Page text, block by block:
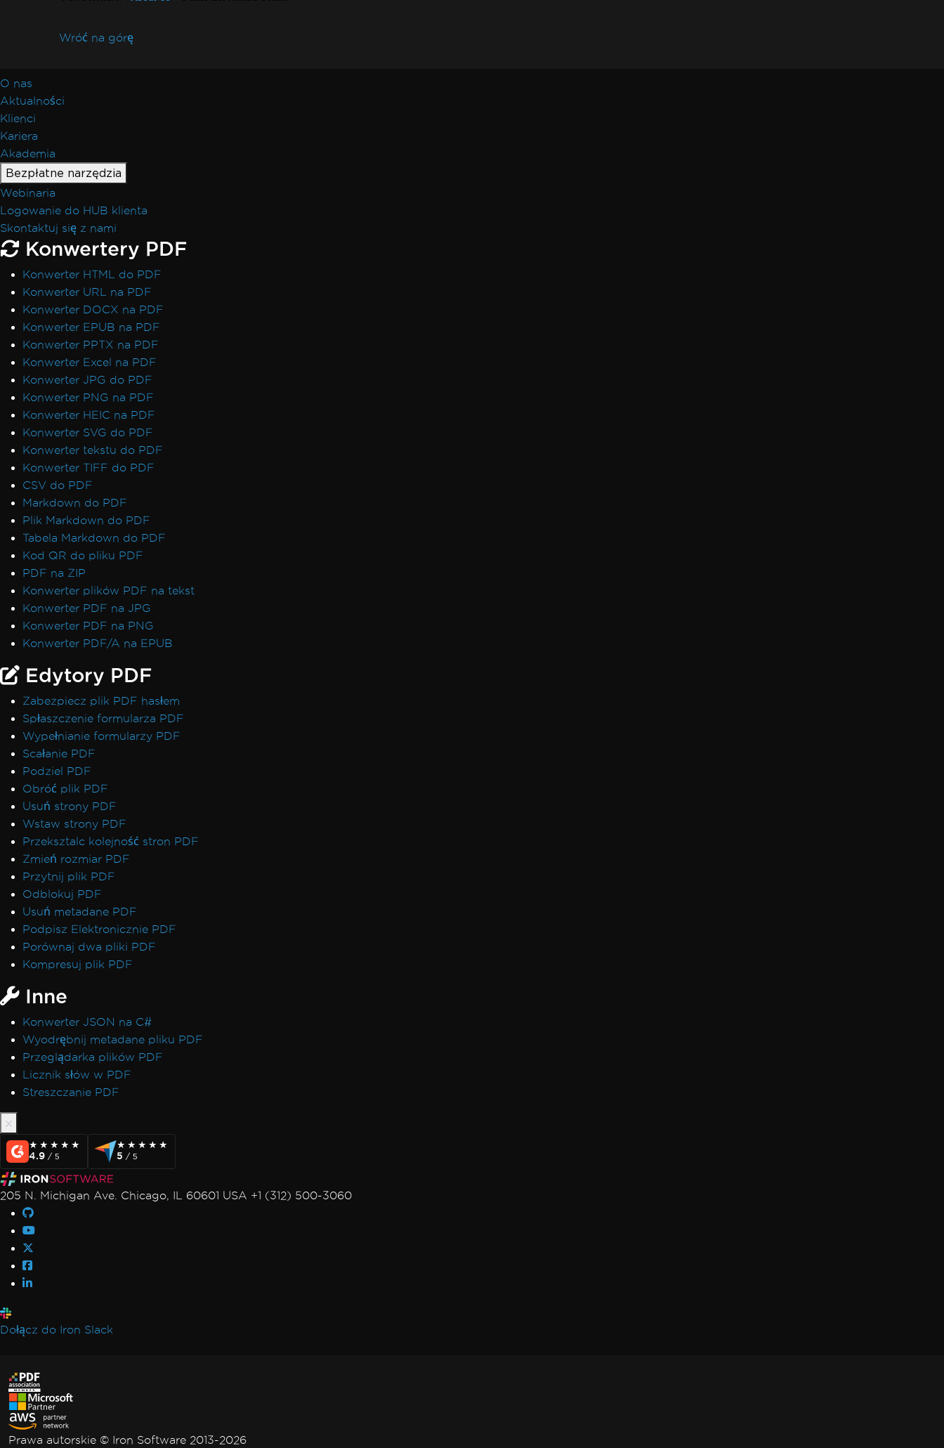
Wróć na górę
O nas
Aktualności
Klienci
Kariera
Akademia
Bezpłatne narzędzia
Webinaria
Logowanie do HUB klienta
Skontaktuj się z nami
Konwertery PDF
Konwerter HTML do PDF
Konwerter URL na PDF
Konwerter DOCX na PDF
Konwerter EPUB na PDF
Konwerter PPTX na PDF
Konwerter Excel na PDF
Konwerter JPG do PDF
Konwerter PNG na PDF
Konwerter HEIC na PDF
Konwerter SVG do PDF
Konwerter tekstu do PDF
Konwerter TIFF do PDF
CSV do PDF
Markdown do PDF
Plik Markdown do PDF
Tabela Markdown do PDF
Kod QR do pliku PDF
PDF na ZIP
Konwerter plików PDF na tekst
Konwerter PDF na JPG
Konwerter PDF na PNG
Konwerter PDF/A na EPUB
Edytory PDF
Zabezpiecz plik PDF hasłem
Spłaszczenie formularza PDF
Wypełnianie formularzy PDF
Scałanie PDF
Podziel PDF
Obróć plik PDF
Usuń strony PDF
Wstaw strony PDF
Przeksztalc kolejność stron PDF
Zmień rozmiar PDF
Przytnij plik PDF
Odblokuj PDF
Usuń metadane PDF
Podpisz Elektronicznie PDF
Porównaj dwa pliki PDF
Kompresuj plik PDF
Inne
Konwerter JSON na C#
Wyodrębnij metadane pliku PDF
Przeglądarka plików PDF
Licznik słów w PDF
Streszczanie PDF
★★★★★
★★★★★
4.9 / 5
★★★★★
★★★★★
5 / 5
205 N. Michigan Ave. Chicago, IL 60601 USA +1 (312) 500-3060
Dołącz do Iron Slack
Prawa autorskie © Iron Software 2013-2026